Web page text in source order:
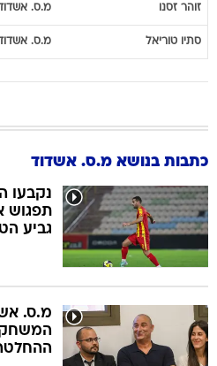
זוהר זסנו מ.ס.
סתיו טוריאל מ.ס.
כתבות בנושא מ.ס. אשדוד
נקבעו
תפגוש
גביע
מ.ס.